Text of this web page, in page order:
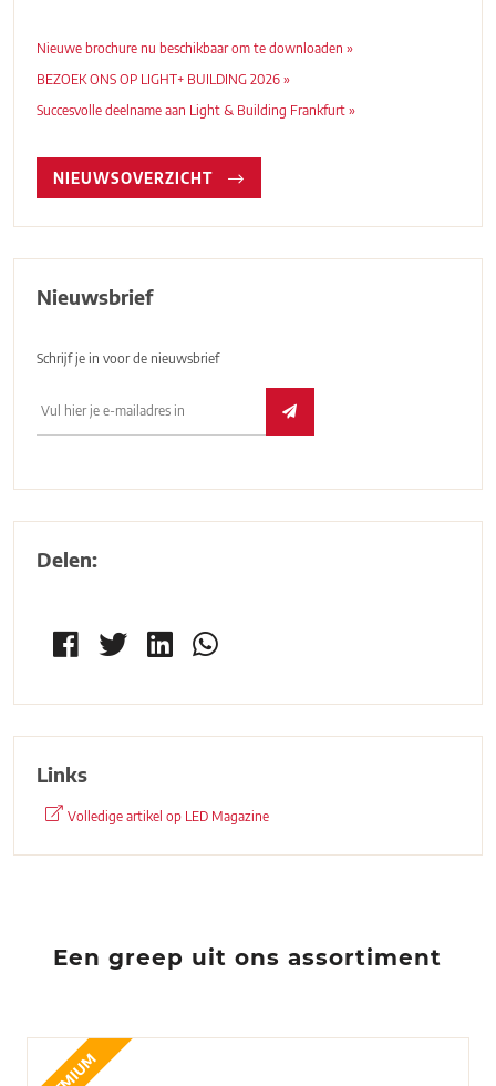
Nieuwe brochure nu beschikbaar om te downloaden »
BEZOEK ONS OP LIGHT+ BUILDING 2026 »
Succesvolle deelname aan Light & Building Frankfurt »
NIEUWSOVERZICHT
Nieuwsbrief
Schrijf je in voor de nieuwsbrief
Delen:
Links
Volledige artikel op LED Magazine
Een greep uit ons assortiment